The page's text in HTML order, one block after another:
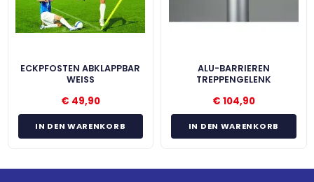
ECKPFOSTEN ABKLAPPBAR
WEISS
€ 49,90
IN DEN WARENKORB
ALU-BARRIEREN
TREPPENGELENK
€ 104,90
IN DEN WARENKORB